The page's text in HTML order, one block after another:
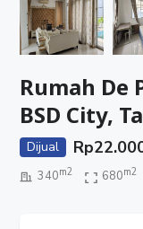
Rumah De
BSD City,
Dijual Rp
340m2 680m2